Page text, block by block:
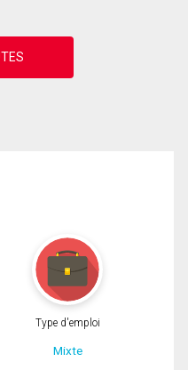
Type d'emploi
Mixte